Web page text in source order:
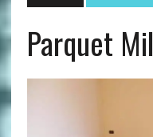
Parquet